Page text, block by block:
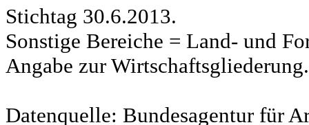
Stichtag 30.6.2013.
Sonstige Bereiche = Land- und
Angabe zur Wirtschaftsgliederung.
Datenquelle: Bundesagentur für